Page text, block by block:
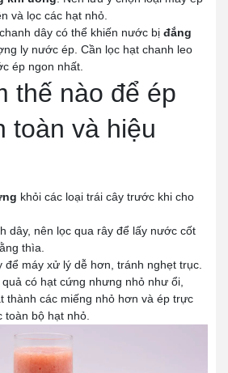
và lọc các hạt nhỏ.
dây có thể khiến nước bị đắng
ly nước ép. Cần lọc hạt chanh leo
ép ngon nhất.
thế nào để ép
toàn và hiệu
khỏi các loại trái cây trước khi cho
dây, nên lọc qua rây để lấy nước cốt
thìa.
để máy xử lý dễ hơn, tránh nghẹt trục.
có hạt cứng nhưng nhỏ như ổi,
thành các miếng nhỏ hơn và ép trực
toàn bộ hạt nhỏ.